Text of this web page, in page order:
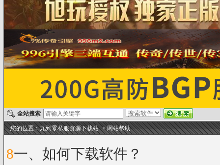
全站搜索
您的位置：九到零私服资源下载站->网站帮助
8一、如何下载软件？